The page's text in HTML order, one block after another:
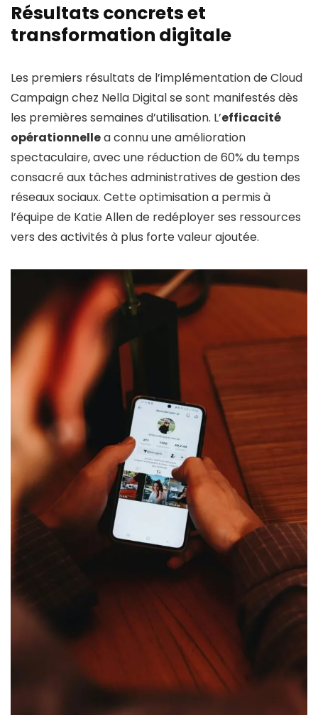
Résultats concrets et
transformation digitale
Les premiers résultats de l’implémentation de Cloud
Campaign chez Nella Digital se sont manifestés dès
les premières semaines d’utilisation. L’efficacité
opérationnellea connu une amélioration
spectaculaire, avec une réduction de 60% du temps
consacré aux tâches administratives de gestion des
réseaux sociaux. Cette optimisation a permis à
l’équipe de Katie Allen de redéployer ses ressources
vers des activités à plus forte valeur ajoutée.